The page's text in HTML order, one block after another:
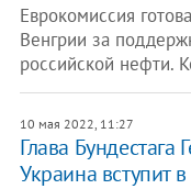
Еврокомиссия
Венгрии за
российской нефти.
10 мая 2022, 11:27
Глава Бундестага
Украина вступит